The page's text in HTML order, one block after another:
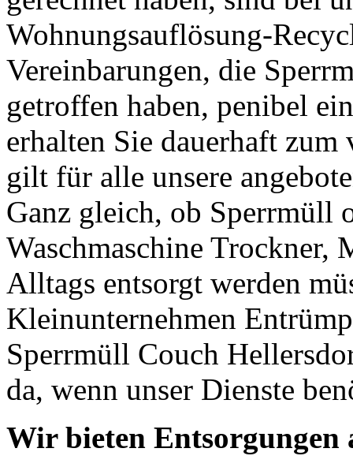
Wohnungsauflösung-
Vereinbarungen, die
getroffen haben, penibel
erhalten Sie dauerhaft zum
gilt für alle unsere
Ganz gleich, ob Sperrmüll
Waschmaschine Trockner,
Alltags entsorgt werden
Kleinunternehmen
Sperrmüll Couch
da, wenn unser Dienste
Wir bieten